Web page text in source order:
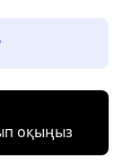
оқыңыз